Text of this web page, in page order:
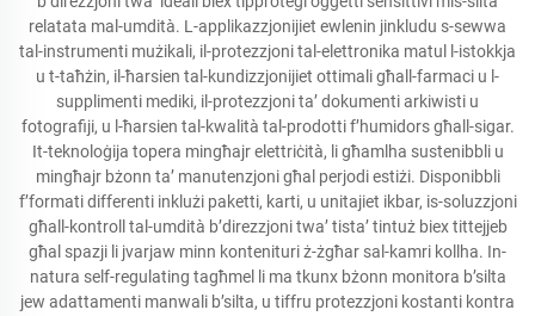
relatata mal-umdità. L-applikazzjonijiet ewlenin jinkludu s-sewwa
tal-instrumenti mużikali, il-protezzjoni tal-elettronika matul l-istokkja
u t-taħżin, il-ħarsien tal-kundizzjonijiet ottimali għall-farmaci u l-
supplimenti mediki, il-protezzjoni ta’ dokumenti arkiwisti u
fotografiji, u l-ħarsien tal-kwalità tal-prodotti f’humidors għall-sigar.
It-teknoloġija topera mingħajr elettriċità, li għamlha sustenibbli u
mingħajr bżonn ta’ manutenzjoni għal perjodi estiżi. Disponibbli
f’formati differenti inklużi paketti, karti, u unitajiet ikbar, is-soluzzjoni
għall-kontroll tal-umdità b’direzzjoni twa’ tista’ tintuż biex tittejjeb
għal spazji li jvarjaw minn kontenituri ż-żgħar sal-kamri kollha. In-
natura self-regulating tagħmel li ma tkunx bżonn monitora b’silta
jew adattamenti manwali b’silta, u tiffru protezzjoni kostanti kontra